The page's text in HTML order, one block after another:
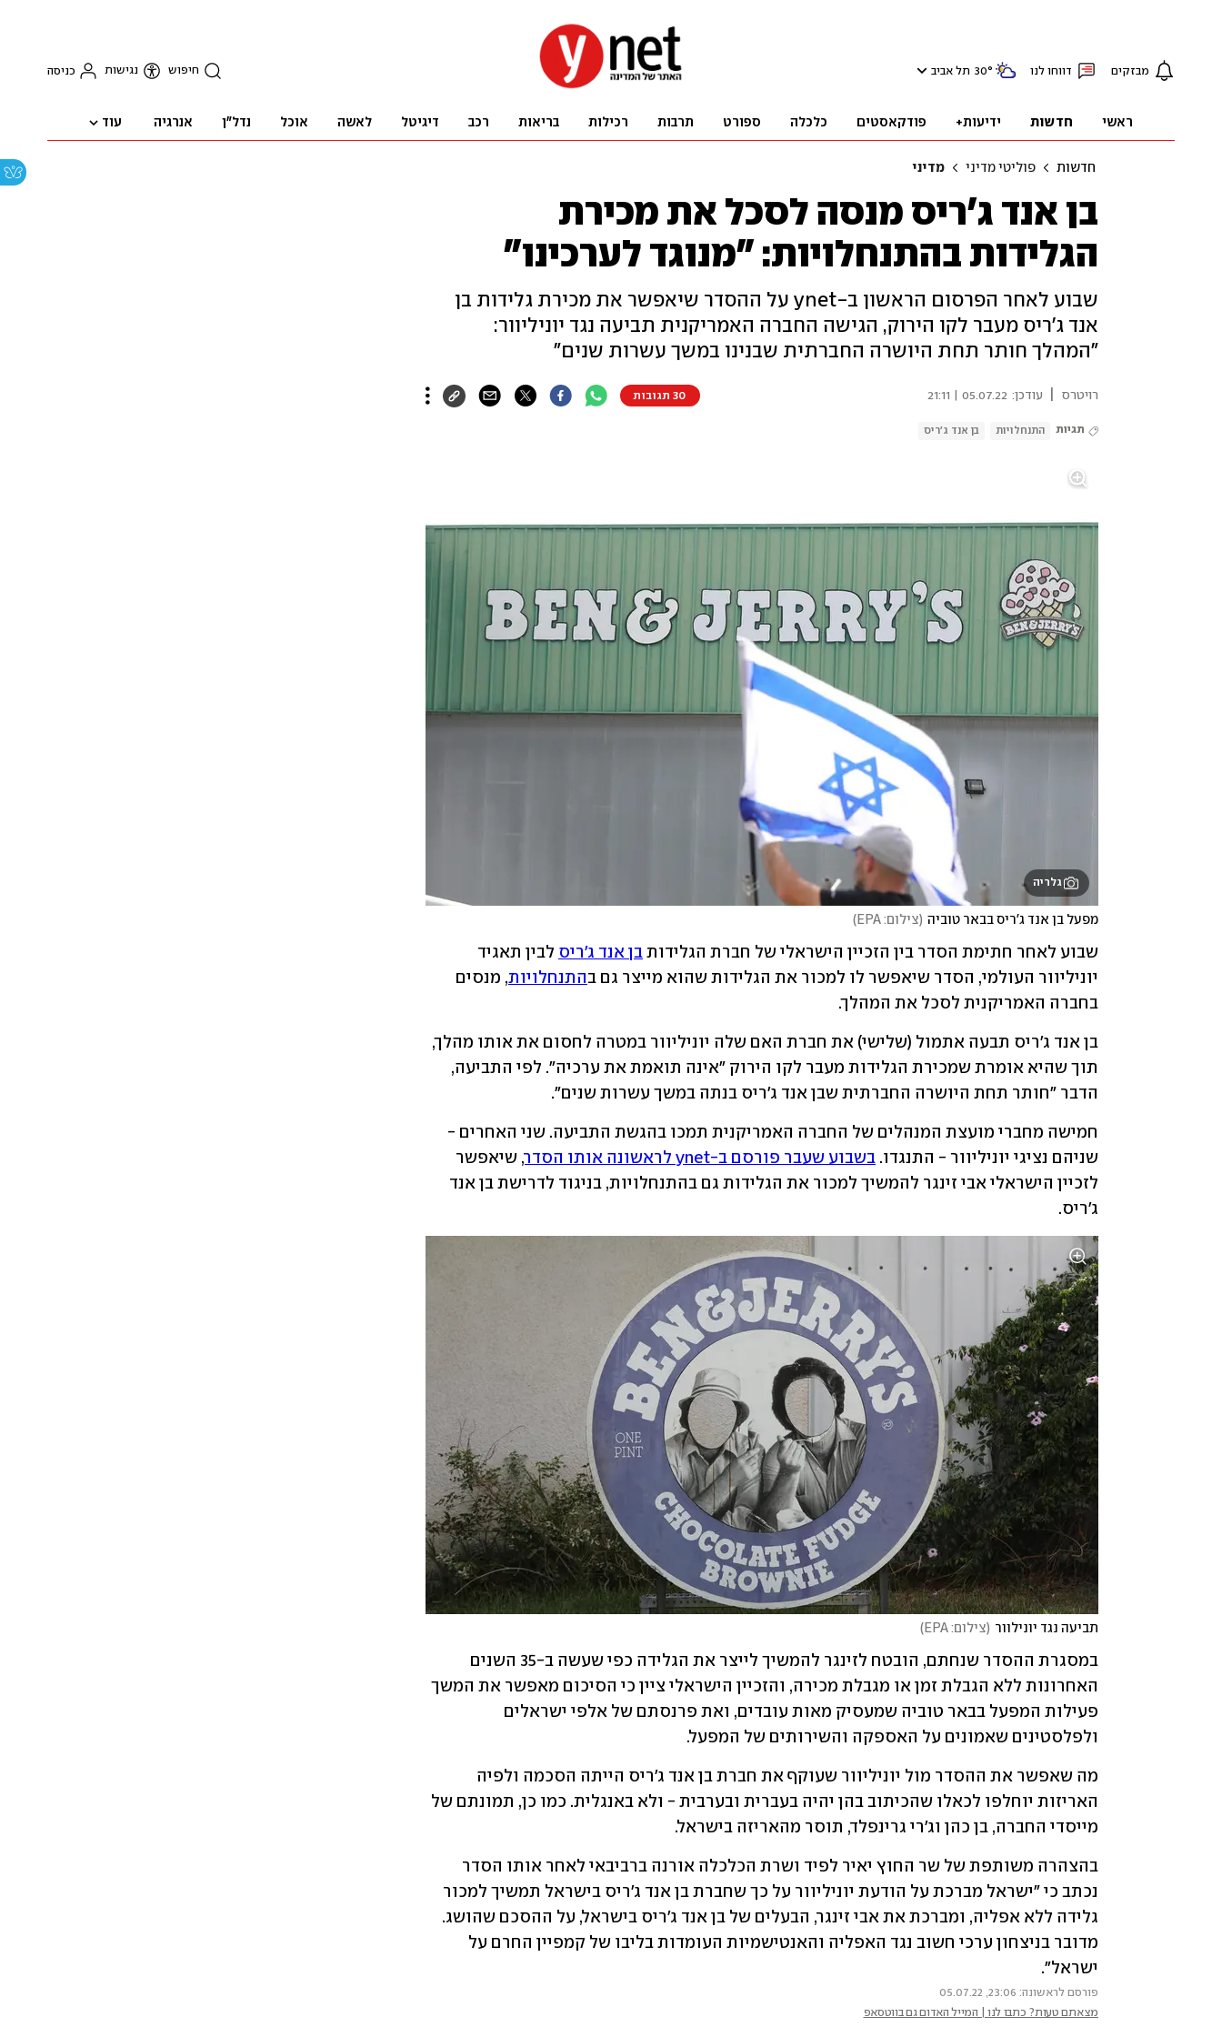
מבזקים דווחו לנו 30° תל אביב חיפוש נגישות כניסה
ראשי חדשות ידיעות+ פודקאסטים כלכלה ספורט תרבות רכילות בריאות רכב דיגיטל לאשה אוכל נדל"ן אנרגיה עוד
חדשות פוליטי מדיני מדיני
בן אנד ג'ריס מנסה לסכל את מכירת
הגלידות בהתנחלויות: "מנוגד לערכינו"
שבוע לאחר הפרסום הראשון ב-ynet על ההסדר שיאפשר את מכירת גלידות בן
אנד ג'ריס מעבר לקו הירוק, הגישה החברה האמריקנית תביעה נגד יוניליוור:
"המהלך חותר תחת היושרה החברתית שבנינו במשך עשרות שנים"
רויטרס עודכן: 05.07.22 | 21:11 30 תגובות
תגיות התנחלויות בן אנד ג'ריס
גלריה
מפעל בן אנד ג'ריס בבאר טוביה (צילום: EPA )
שבוע לאחר חתימת הסדר בין הזכיין הישראלי של חברת הגלידות בן אנד ג'ריס
יוניליוור העולמי, הסדר שיאפשר לו למכור את הגלידות שהוא מייצר גם בהתנחלויות
בחברה האמריקנית לסכל את המהלך.
הדבר "חותר תחת היושרה החברתית שבן אנד ג'ריס בנתה במשך עשרות שנים".
שניהם נציגי יוניליוור - התנגדו. בשבוע שעבר פורסם ב-ynet לראשונה אותו הסדר
ג'ריס.
תביעה נגד יונילוור (צילום: EPA )
ולפלסטינים שאמונים על האספקה והשירותים של המפעל.
מייסדי החברה, בן כהן וג'רי גרינפלד, תוסר מהאריזה בישראל.
ישראל".
פורסם לראשונה: 23:06, 05.07.22
מצאתם טעות? כתבו לנו | המייל האדום גם בווטסאפ